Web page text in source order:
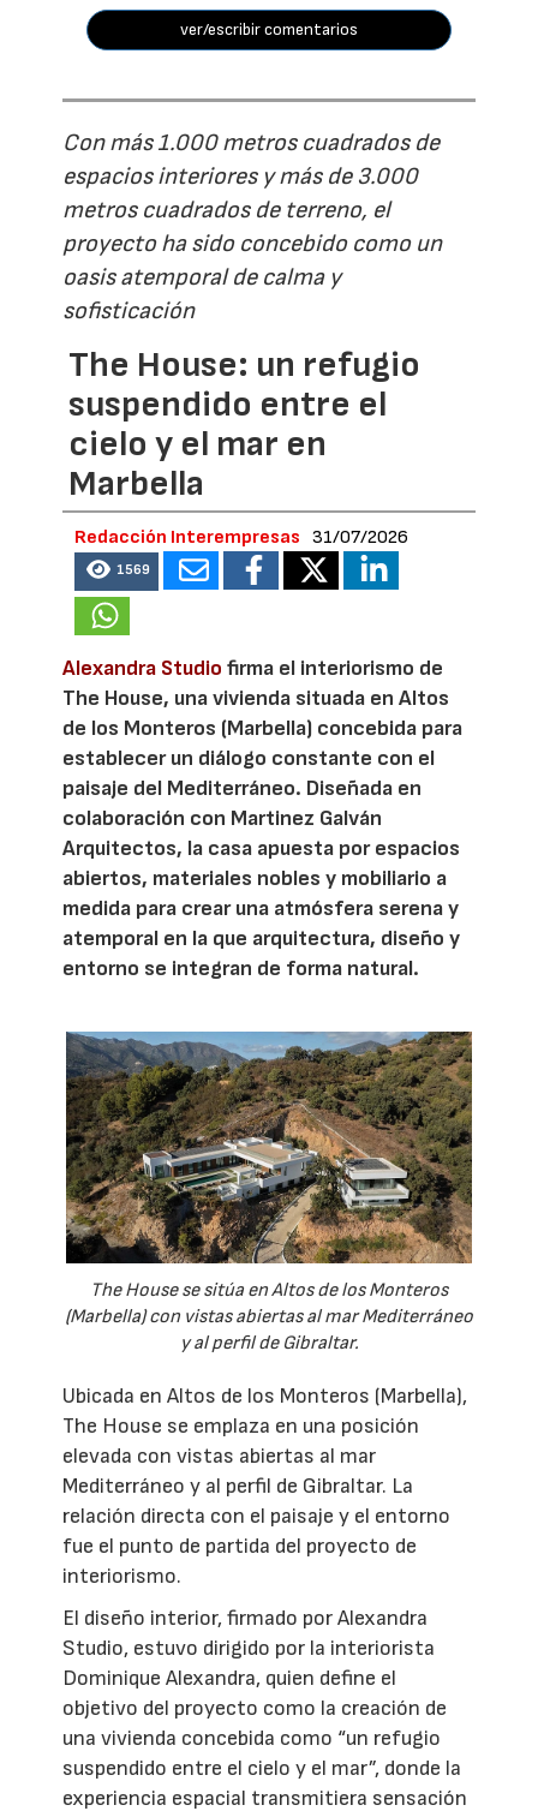
ver/escribir comentarios
Con más 1.000 metros cuadrados de
espacios interiores y más de 3.000
metros cuadrados de terreno, el
proyecto ha sido concebido como un
oasis atemporal de calma y
sofisticación
The House: un refugio
suspendido entre el
cielo y el mar en
Marbella
Redacción Interempresas 31/07/2026
1569
Alexandra Studio firma el interiorismo de
The House, una vivienda situada en Altos
de los Monteros (Marbella) concebida para
establecer un diálogo constante con el
paisaje del Mediterráneo. Diseñada en
colaboración con Martinez Galván
Arquitectos, la casa apuesta por espacios
abiertos, materiales nobles y mobiliario a
medida para crear una atmósfera serena y
atemporal en la que arquitectura, diseño y
entorno se integran de forma natural.
The House se sitúa en Altos de los Monteros
(Marbella) con vistas abiertas al mar Mediterráneo
y al perfil de Gibraltar.
Ubicada en Altos de los Monteros (Marbella),
The House se emplaza en una posición
elevada con vistas abiertas al mar
Mediterráneo y al perfil de Gibraltar. La
relación directa con el paisaje y el entorno
fue el punto de partida del proyecto de
interiorismo.
El diseño interior, firmado por Alexandra
Studio, estuvo dirigido por la interiorista
Dominique Alexandra, quien define el
objetivo del proyecto como la creación de
una vivienda concebida como “un refugio
suspendido entre el cielo y el mar”, donde la
experiencia espacial transmitiera sensación